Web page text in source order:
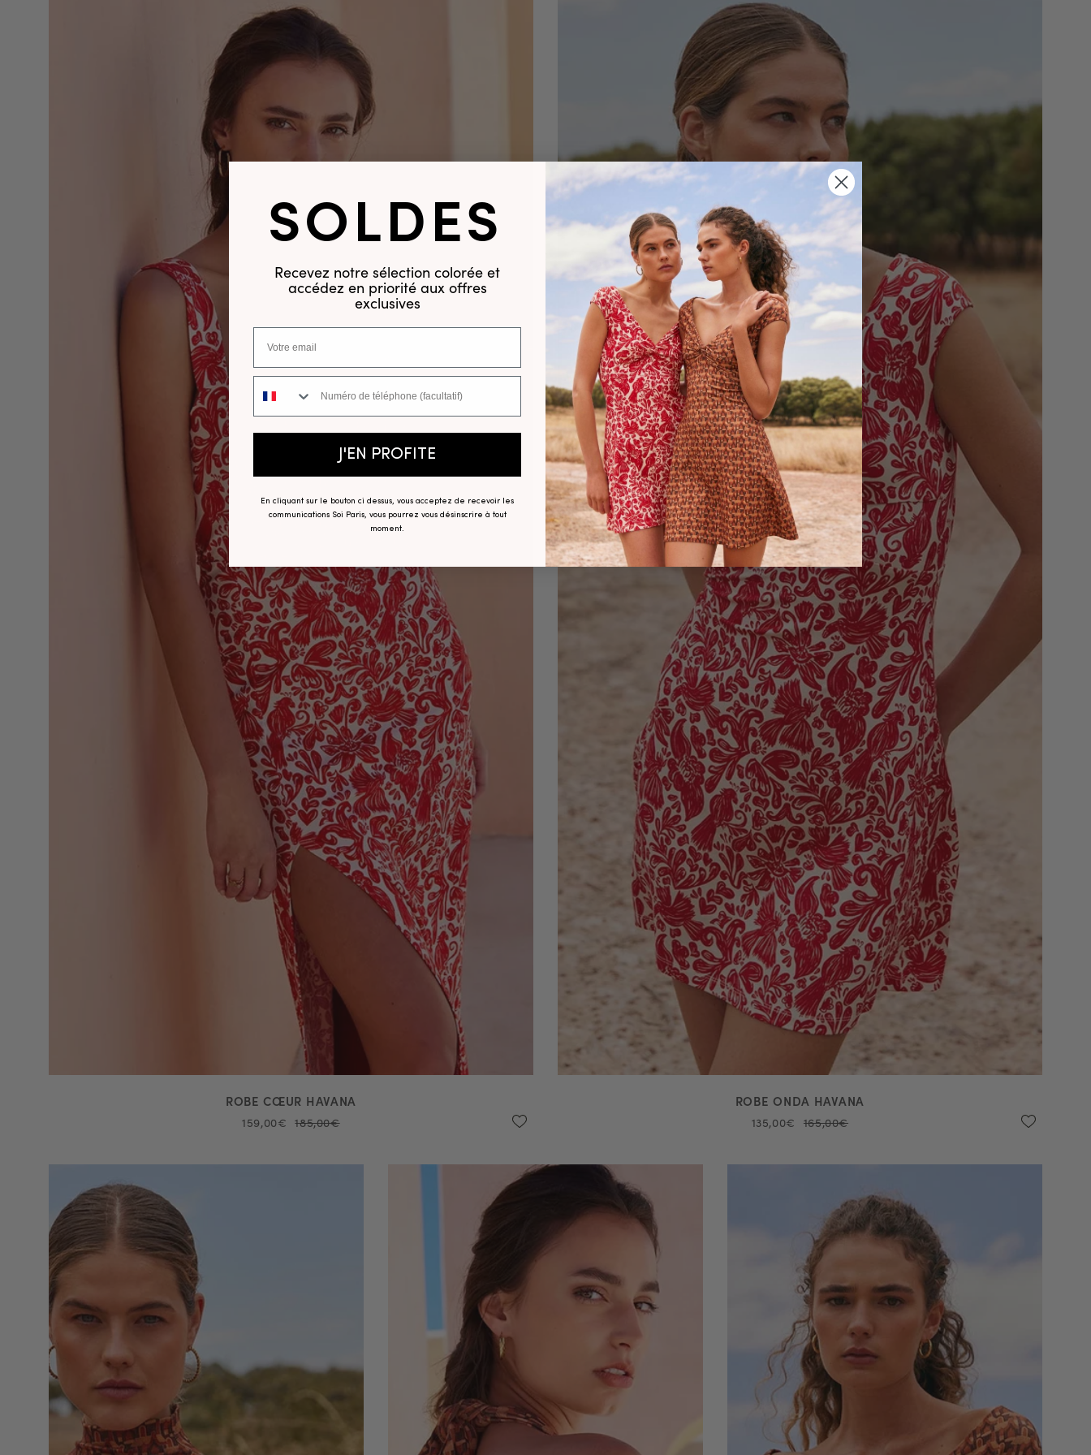
ROBE CŒUR HAVANA
159,00€ 185,00€
ROBE ONDA HAVANA
135,00€ 165,00€
SOLDES
Recevez notre sélection colorée et
accédez en priorité aux offres
exclusives
Numéro de téléphone
J'EN PROFITE
En cliquant sur le bouton ci dessus, vous acceptez de recevoir les
communications Soi Paris, vous pourrez vous désinscrire à tout
moment.